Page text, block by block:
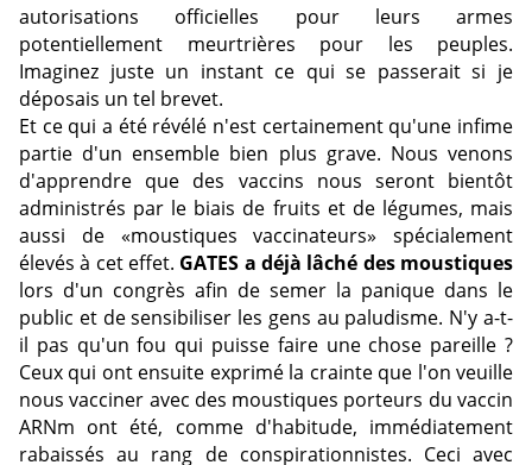
autorisations officielles pour leurs armes
potentiellement meurtrières pour les peuples.
Imaginez juste un instant ce qui se passerait si je
déposais un tel brevet.
Et ce qui a été révélé n'est certainement qu'une infime
partie d'un ensemble bien plus grave. Nous venons
d'apprendre que des vaccins nous seront bientôt
administrés par le biais de fruits et de légumes, mais
aussi de «moustiques vaccinateurs» spécialement
élevés à cet effet. GATES a déjà lâché des moustiques
lors d'un congrès afin de semer la panique dans le
public et de sensibiliser les gens au paludisme. N'y a-t-
il pas qu'un fou qui puisse faire une chose pareille ?
Ceux qui ont ensuite exprimé la crainte que l'on veuille
nous vacciner avec des moustiques porteurs du vaccin
ARNm ont été, comme d'habitude, immédiatement
rabaissés au rang de conspirationnistes. Ceci avec